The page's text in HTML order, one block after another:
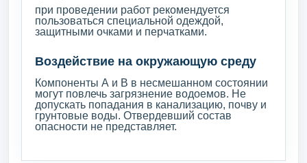
при проведении работ рекомендуется
пользоваться специальной одеждой,
защитными очками и перчатками.
Воздействие на окружающую среду
Компоненты А и В в несмешанном состоянии
могут повлечь загрязнение водоемов. Не
допускать попадания в канализацию, почву и
грунтовые воды. Отвердевший состав
опасности не представляет.